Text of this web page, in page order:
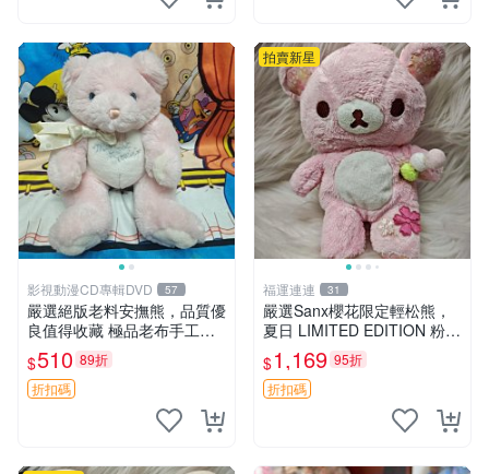
影視動漫CD專輯DVD 57
嚴選絕版老料安撫熊，品質優
良值得收藏 極品老布手工安
撫搖鈴玩具，適合哄睡寶貝
超柔老料搖鈴熊，專為孩子設
計的安心伴護 推薦絕版老布
製工藝搖鈴熊，可當作童
$510 89折
折扣碼
拍賣新星
福運連連 31
嚴選Sanx櫻花限定輕松熊，
夏日 LIMITED EDITION 粉色
毛絨熊，背有拉鏈設計，肚內
填充豆袋，精致工藝呈現，狀
態如新，適合收藏與送人 櫻
$1,169 95折
折扣碼